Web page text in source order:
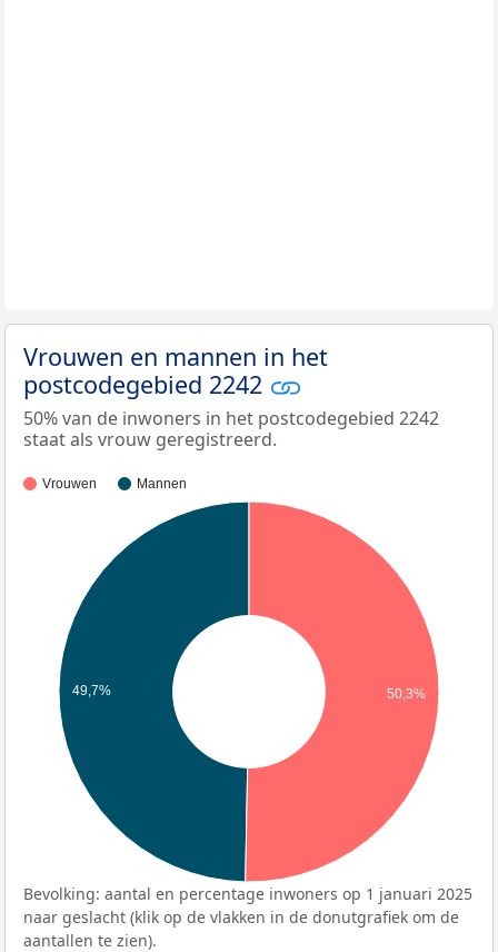
Vrouwen en mannen in het
postcodegebied 2242
50% van de inwoners in het postcodegebied 2242
staat als vrouw geregistreerd.
Vrouwen Mannen
49,7% 50,3%
Bevolking: aantal en percentage inwoners op 1 januari 2025
naar geslacht (klik op de vlakken in de donutgrafiek om de
aantallen te zien).